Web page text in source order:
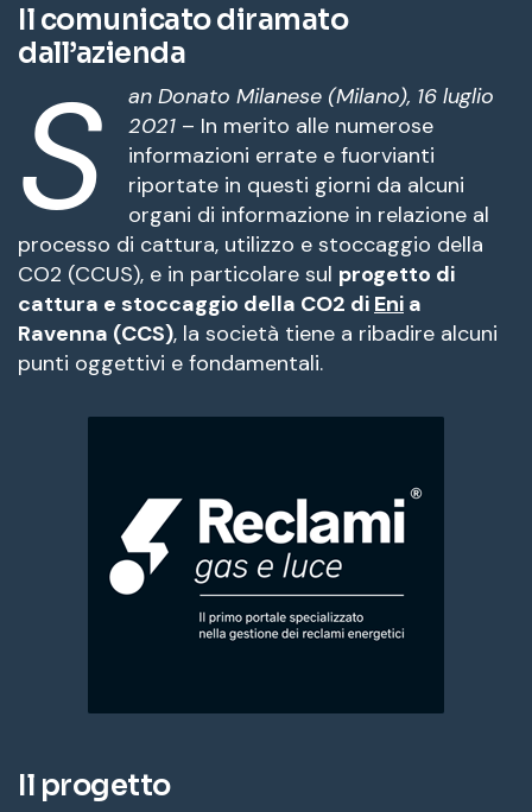
Il comunicato diramato
dall’azienda
S
an Donato Milanese (Milano), 16 luglio
2021 – In merito alle numerose
informazioni errate e fuorvianti
riportate in questi giorni da alcuni
organi di informazione in relazione al
processo di cattura, utilizzo e stoccaggio della
CO2 (CCUS), e in particolare sul progetto di
cattura e stoccaggio della CO2 di Eni a
Ravenna (CCS), la società tiene a ribadire alcuni
punti oggettivi e fondamentali.
Il progetto